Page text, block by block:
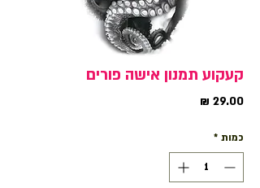
קעקוע תמנון אישה פורים
כמות *